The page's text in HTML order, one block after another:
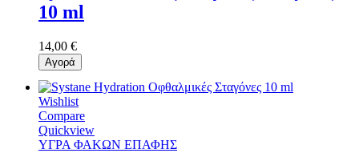
10 ml
14,00 €
Αγορά
Wishlist
Compare
Quickview
ΥΓΡΑ ΦΑΚΩΝ ΕΠΑΦΗΣ